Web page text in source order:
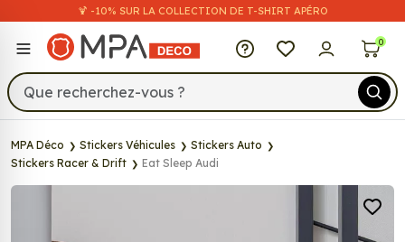
🍹 -10% SUR LA COLLECTION DE T-SHIRT APÉRO
MPA Déco 0
MPA Déco Stickers Véhicules
Stickers Auto
Stickers Racer & Drift
Eat Sleep Audi